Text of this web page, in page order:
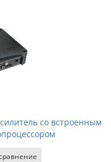
со встроенным